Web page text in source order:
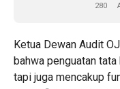
280
Ketua Dewan Audit
bahwa penguatan
tapi juga mencakup